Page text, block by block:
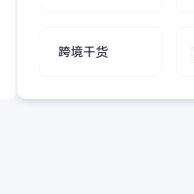
跨境干货